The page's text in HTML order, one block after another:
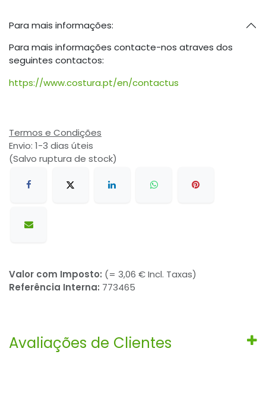
Para mais informações:
Para mais informações contacte-nos atraves dos
seguintes contactos:
https://www.costura.pt/en/contactus
Termos e Condições
Envio: 1-3 dias úteis
(Salvo ruptura de stock)
Valor com Imposto: (= 3,06 € Incl. Taxas)
Referência Interna: 773465
Avaliações de Clientes